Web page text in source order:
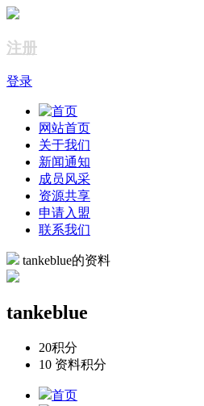
注册
登录
网站首页
关于我们
新闻通知
成员风采
资源共享
申请入盟
联系我们
tankeblue的资料
tankeblue
20积分
10 资料积分
首页